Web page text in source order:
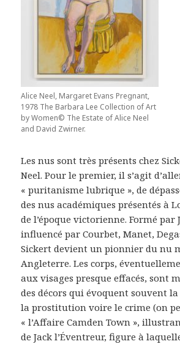
Alice Neel, Margaret Evans Pregnant,
1978 The Barbara Lee Collection of Art
by Women© The Estate of Alice Neel
and David Zwirner.
Les nus sont très présents chez
Neel. Pour le premier, il s’agit
« puritanisme lubrique », de
des nus académiques présentés à
de l’époque victorienne. Formé par
influencé par Courbet, Manet,
Sickert devient un pionnier du nu
Angleterre. Les corps,
aux visages presque effacés, sont
des décors qui évoquent souvent
la prostitution voire le crime (on
« l’Affaire Camden Town »,
de Jack l’Éventreur, figure à